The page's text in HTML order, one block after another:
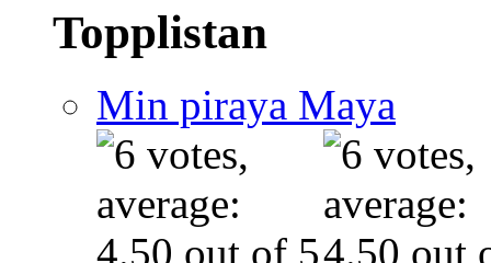
Topplistan
Min piraya Maya